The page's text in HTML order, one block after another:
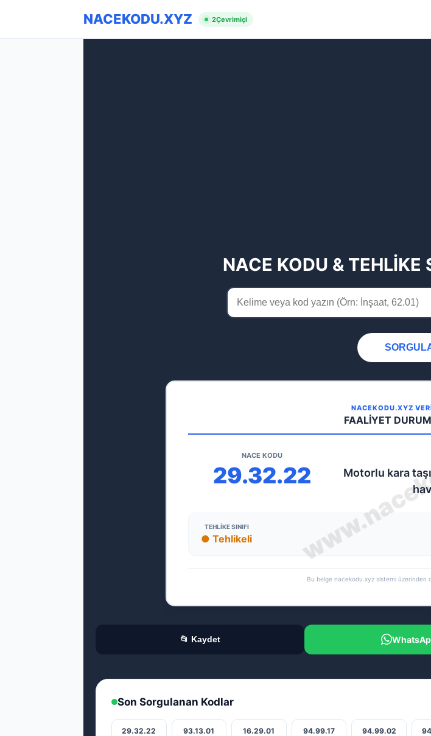
NACEKODU.XYZ 2Çevrimiçi
NACE KODU & TEHLİKE
NACEKODU.XYZ
FAALİYET
NACE KODU
29.32.22
Motorlu kara
TEHLIKE SINIFI
● Tehlikeli
Bu belge nacekodu.xyz sistemi üzerinden
📂 Kaydet
Son Sorgulanan Kodlar
29.32.22 93.13.01 16.29.01 94.99.17 94.99.02